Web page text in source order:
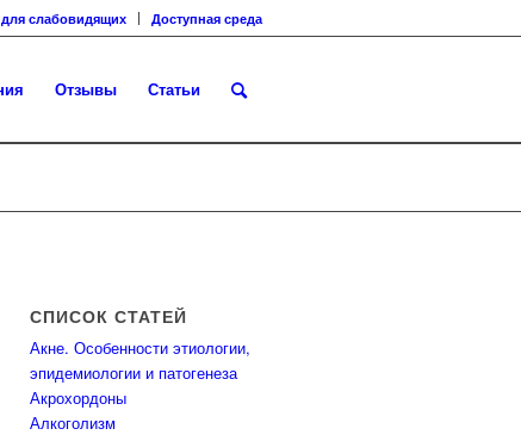
слабовидящих Доступная среда
Отзывы Статьи
СПИСОК СТАТЕЙ
Акне. Особенности этиологии,
эпидемиологии и патогенеза
Акрохордоны
Алкоголизм